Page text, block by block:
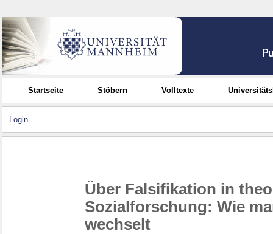
Startseite Stöbern Volltexte
Login
Über Falsifikation in
Sozialforschung: Wie
wechselt